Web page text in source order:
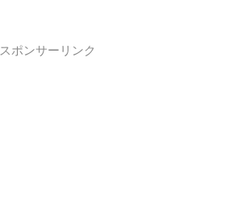
スポンサーリンク